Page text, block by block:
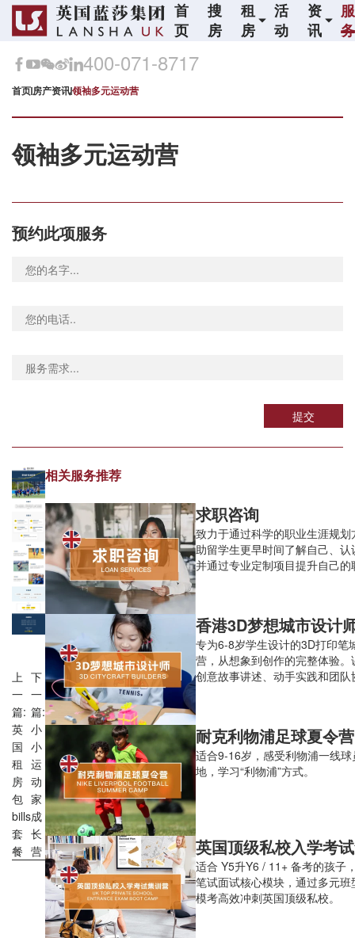
首
页
搜
房
租
房
活
动
资
讯
服
务
400-071-8717
首页房产资讯领袖多元运动营
领袖多元运动营
预约此项服务
提交
上
一
篇:
英
国
租
房
包
bills
套
餐
下
一
篇:
小
小
运
动
家
成
长
营
相关服务推荐
求职咨询
致力于通过科学的职业生涯规划
助留学生更早时间了解自己、认
并通过专业定制项目提升自己的
香港3D梦想城市设计
专为6-8岁学生设计的3D打印笔
营，从想象到创作的完整体验。
创意故事讲述、动手实践和团队
耐克利物浦足球夏令营
适合9-16岁，感受利物浦一线
地，学习“利物浦”方式。
英国顶级私校⼊学考
适合 Y5升Y6 / 11+ 备考的孩子
笔试面试核心模块，通过多元班
模考高效冲刺英国顶级私校。